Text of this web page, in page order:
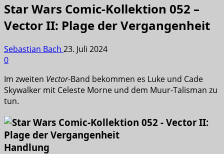
Star Wars Comic-Kollektion 052 –
Vector II: Plage der Vergangenheit
Sebastian Bach 23. Juli 2024
0
Im zweiten Vector-Band bekommen es Luke und Cade
Skywalker mit Celeste Morne und dem Muur-Talisman zu
tun.
Handlung